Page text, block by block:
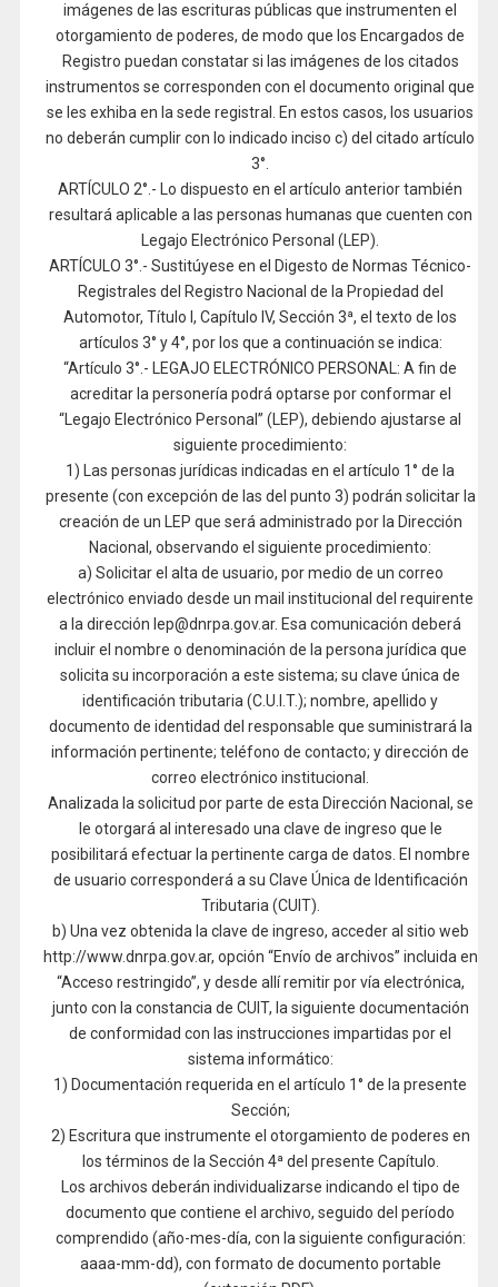
imágenes de las escrituras públicas que instrumenten el
otorgamiento de poderes, de modo que los Encargados de
Registro puedan constatar si las imágenes de los citados
instrumentos se corresponden con el documento original que
se les exhiba en la sede registral. En estos casos, los usuarios
no deberán cumplir con lo indicado inciso c) del citado artículo
3°.
ARTÍCULO 2°.- Lo dispuesto en el artículo anterior también
resultará aplicable a las personas humanas que cuenten con
Legajo Electrónico Personal (LEP).
ARTÍCULO 3°.- Sustitúyese en el Digesto de Normas Técnico-
Registrales del Registro Nacional de la Propiedad del
Automotor, Título I, Capítulo IV, Sección 3ª, el texto de los
artículos 3° y 4°, por los que a continuación se indica:
“Artículo 3°.- LEGAJO ELECTRÓNICO PERSONAL: A fin de
acreditar la personería podrá optarse por conformar el
“Legajo Electrónico Personal” (LEP), debiendo ajustarse al
siguiente procedimiento:
1) Las personas jurídicas indicadas en el artículo 1° de la
presente (con excepción de las del punto 3) podrán solicitar la
creación de un LEP que será administrado por la Dirección
Nacional, observando el siguiente procedimiento:
a) Solicitar el alta de usuario, por medio de un correo
electrónico enviado desde un mail institucional del requirente
a la dirección lep@dnrpa.gov.ar. Esa comunicación deberá
incluir el nombre o denominación de la persona jurídica que
solicita su incorporación a este sistema; su clave única de
identificación tributaria (C.U.I.T.); nombre, apellido y
documento de identidad del responsable que suministrará la
información pertinente; teléfono de contacto; y dirección de
correo electrónico institucional.
Analizada la solicitud por parte de esta Dirección Nacional, se
le otorgará al interesado una clave de ingreso que le
posibilitará efectuar la pertinente carga de datos. El nombre
de usuario corresponderá a su Clave Única de Identificación
Tributaria (CUIT).
b) Una vez obtenida la clave de ingreso, acceder al sitio web
http://www.dnrpa.gov.ar, opción “Envío de archivos” incluida en
“Acceso restringido”, y desde allí remitir por vía electrónica,
junto con la constancia de CUIT, la siguiente documentación
de conformidad con las instrucciones impartidas por el
sistema informático:
1) Documentación requerida en el artículo 1° de la presente
Sección;
2) Escritura que instrumente el otorgamiento de poderes en
los términos de la Sección 4ª del presente Capítulo.
Los archivos deberán individualizarse indicando el tipo de
documento que contiene el archivo, seguido del período
comprendido (año-mes-día, con la siguiente configuración:
aaaa-mm-dd), con formato de documento portable